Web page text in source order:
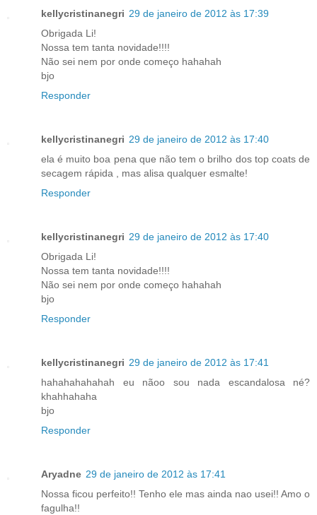
kellycristinanegri 29 de janeiro de 2012 às 17:39
Obrigada Li!
Nossa tem tanta novidade!!!!
Não sei nem por onde começo hahahah
bjo
Responder
kellycristinanegri 29 de janeiro de 2012 às 17:40
ela é muito boa pena que não tem o brilho dos top coats de
secagem rápida , mas alisa qualquer esmalte!
Responder
kellycristinanegri 29 de janeiro de 2012 às 17:40
Obrigada Li!
Nossa tem tanta novidade!!!!
Não sei nem por onde começo hahahah
bjo
Responder
kellycristinanegri 29 de janeiro de 2012 às 17:41
hahahahahahah eu nãoo sou nada escandalosa né?
khahhahaha
bjo
Responder
Aryadne 29 de janeiro de 2012 às 17:41
Nossa ficou perfeito!! Tenho ele mas ainda nao usei!! Amo o
fagulha!!